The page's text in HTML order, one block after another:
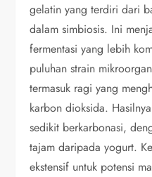
gelatin yang terdiri dari
dalam simbiosis. Ini
fermentasi yang lebih
puluhan strain
termasuk ragi yang
karbon dioksida.
sedikit berkarbonasi,
tajam daripada yogurt.
ekstensif untuk potensi